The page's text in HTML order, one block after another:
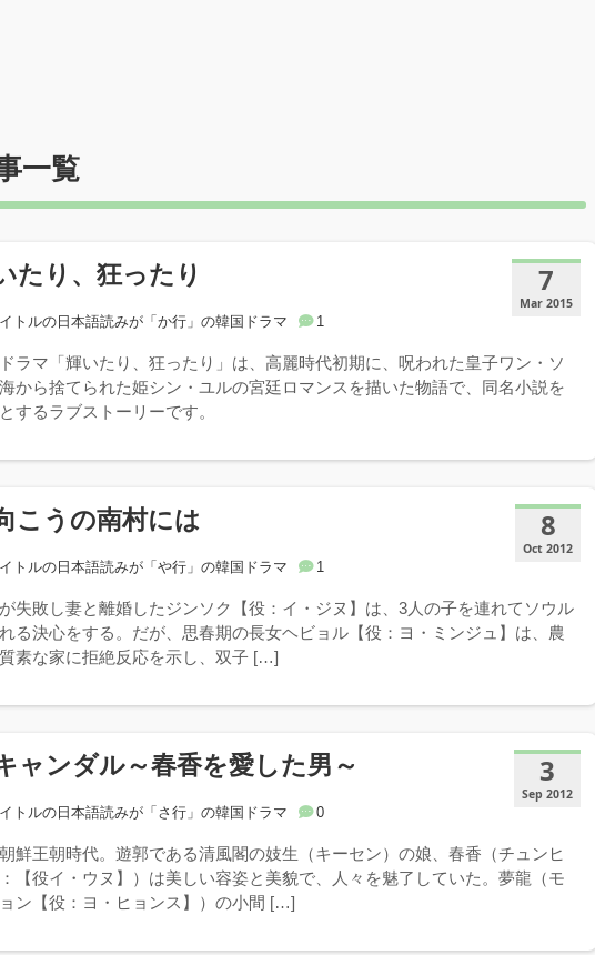
一覧
7
Mar 2015
たり、狂ったり
トルの日本語読みが「か行」の韓国ドラマ 1
ラマ「輝いたり、狂ったり」は、高麗時代初期に、呪われた皇子ワン・ソ
から捨てられた姫シン・ユルの宮廷ロマンスを描いた物語で、同名小説を
するラブストーリーです。
8
Oct 2012
こうの南村には
トルの日本語読みが「や行」の韓国ドラマ 1
失敗し妻と離婚したジンソク【役：イ・ジヌ】は、3人の子を連れてソウル
る決心をする。だが、思春期の長女ヘビョル【役：ヨ・ミンジュ】は、農
素な家に拒絶反応を示し、双子 […]
3
Sep 2012
ャンダル～春香を愛した男～
トルの日本語読みが「さ行」の韓国ドラマ 0
鮮王朝時代。遊郭である清風閣の妓生（キーセン）の娘、春香（チュンヒ
【役イ・ウヌ】）は美しい容姿と美貌で、人々を魅了していた。夢龍（モ
ン【役：ヨ・ヒョンス】）の小間 […]